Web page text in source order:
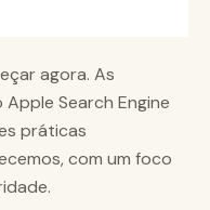
agora. As
Search Engine
práticas
com um foco